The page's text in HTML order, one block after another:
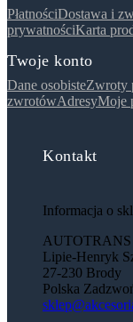
PłatnościDostawa i
prywatnościKarta
Twoje konto
Dane osobisteZwroty
zwrotówAdresyMoje
Kontakt
Informacja o
AUTOTRANS
Lipie-Henryk
27-230 Brody
Polska